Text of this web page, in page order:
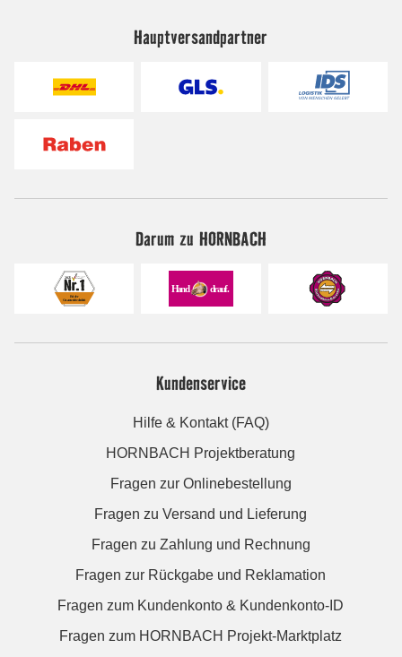
Hauptversandpartner
Darum zu HORNBACH
Kundenservice
Hilfe & Kontakt (FAQ)
HORNBACH Projektberatung
Fragen zur Onlinebestellung
Fragen zu Versand und Lieferung
Fragen zu Zahlung und Rechnung
Fragen zur Rückgabe und Reklamation
Fragen zum Kundenkonto & Kundenkonto-ID
Fragen zum HORNBACH Projekt-Marktplatz